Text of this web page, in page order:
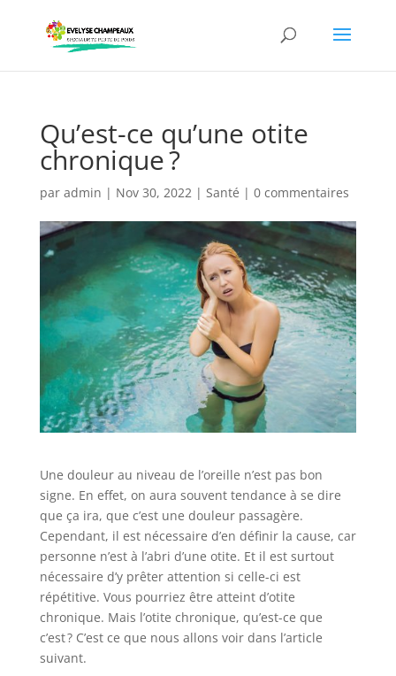
Qu’est-ce qu’une otite
chronique ?
par admin | Nov 30, 2022| Santé | 0 commentaires
Une douleur au niveau de l’oreille n’est pas bon
signe. En effet, on aura souvent tendance à se dire
que ça ira, que c’est une douleur passagère.
Cependant, il est nécessaire d’en définir la cause, car
personne n’est à l’abri d’une otite. Et il est surtout
nécessaire d’y prêter attention si celle-ci est
répétitive. Vous pourriez être atteint d’otite
chronique. Mais l’otite chronique, qu’est-ce que
c’est ? C’est ce que nous allons voir dans l’article
suivant.